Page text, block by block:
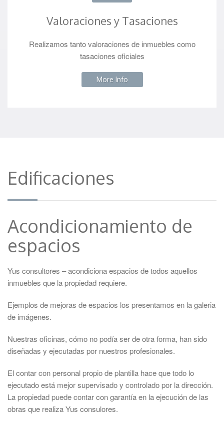
Valoraciones y Tasaciones
Realizamos tanto valoraciones de inmuebles como
tasaciones oficiales
More Info
Edificaciones
Acondicionamiento de
espacios
Yus consultores – acondiciona espacios de todos aquellos
inmuebles que la propiedad requiere.
Ejemplos de mejoras de espacios los presentamos en la galeria
de imágenes.
Nuestras oficinas, cómo no podía ser de otra forma, han sido
diseñadas y ejecutadas por nuestros profesionales.
El contar con personal propio de plantilla hace que todo lo
ejecutado está mejor supervisado y controlado por la dirección.
La propiedad puede contar con garantía en la ejecución de las
obras que realiza Yus consulores.